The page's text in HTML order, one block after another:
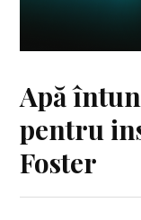
Apă
pentru
Foster